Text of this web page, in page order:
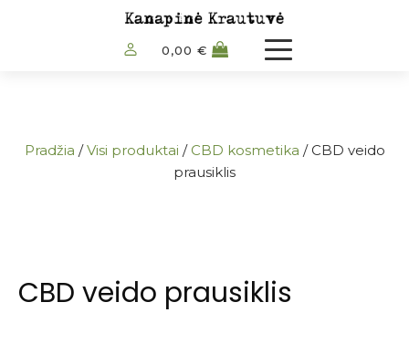
0,00 €
Pradžia /Visi produktai / CBD kosmetika / CBD veido
prausiklis
CBD veido prausiklis